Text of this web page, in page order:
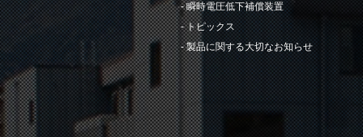
瞬時電圧低下補償装置
トピックス
製品に関する大切なお知らせ